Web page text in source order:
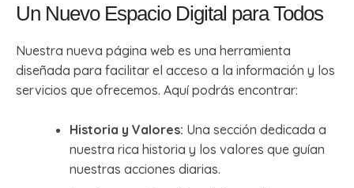
Un Nuevo Espacio Digital para Todos
Nuestra nueva página web es una herramienta
diseñada para facilitar el acceso a la información y los
servicios que ofrecemos. Aquí podrás encontrar:
Historia y Valores: Una sección dedicada a
nuestra rica historia y los valores que guían
nuestras acciones diarias.